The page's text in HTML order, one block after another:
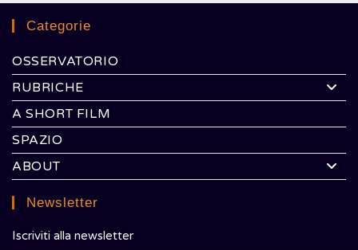
Categorie
OSSERVATORIO
RUBRICHE
A SHORT FILM
SPAZIO
ABOUT
Newsletter
Iscriviti alla newsletter